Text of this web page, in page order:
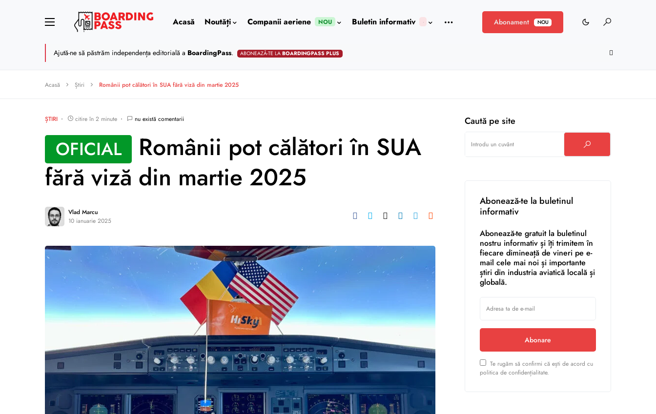
Acasă Noutăți Companii aeriene NOU Buletin informativ Abonament NOU
Ajută-ne să păstrăm independența editorială a BoardingPass. ABONEAZĂ-TE LABOARDINGPASS PLUS
Acasă Știri Românii pot călători în SUA fără viză din martie 2025
ȘTIRI citire în 2 minute nu există comentarii
OFICIAL
Românii pot călători în SUA
fără viză din martie 2025
Vlad Marcu
10 ianuarie 2025
Caută pe site
Abonează-te la buletinul
informativ
Abonează-te gratuit la buletinul
nostru informativ și îți trimitem în
fiecare dimineață de vineri pe e-
mail cele mai noi și importante
știri din industria aviatică locală și
globală.
Abonare
Te rugăm să confirmi că ești de acord cu
politica de confidențialitate.